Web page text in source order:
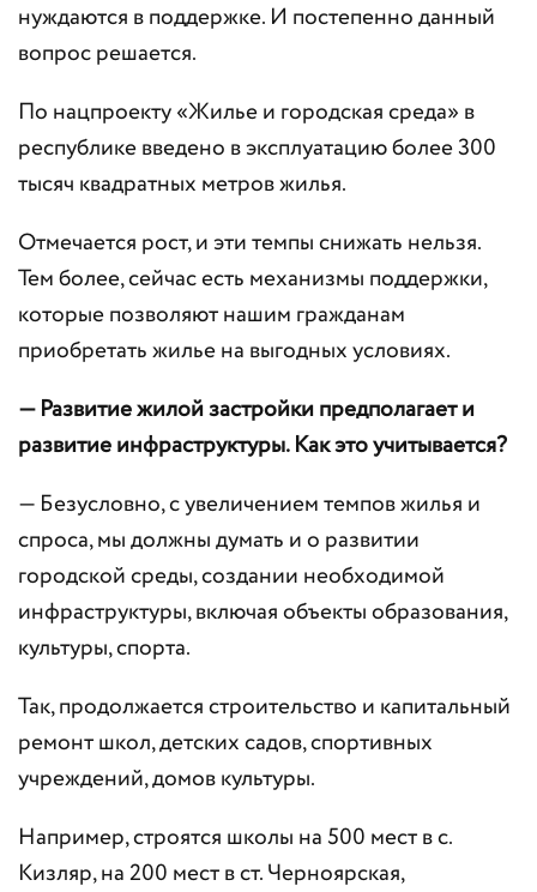
нуждаются в поддержке. И постепенно данный
вопрос решается.
По нацпроекту «Жилье и городская среда» в
республике введено в эксплуатацию более 300
тысяч квадратных метров жилья.
Отмечается рост, и эти темпы снижать нельзя.
Тем более, сейчас есть механизмы поддержки,
которые позволяют нашим гражданам
приобретать жилье на выгодных условиях.
— Развитие жилой застройки предполагает и
развитие инфраструктуры. Как это учитывается?
— Безусловно, с увеличением темпов жилья и
спроса, мы должны думать и о развитии
городской среды, создании необходимой
инфраструктуры, включая объекты образования,
культуры, спорта.
Так, продолжается строительство и капитальный
ремонт школ, детских садов, спортивных
учреждений, домов культуры.
Например, строятся школы на 500 мест в с.
Кизляр, на 200 мест в ст. Черноярская,